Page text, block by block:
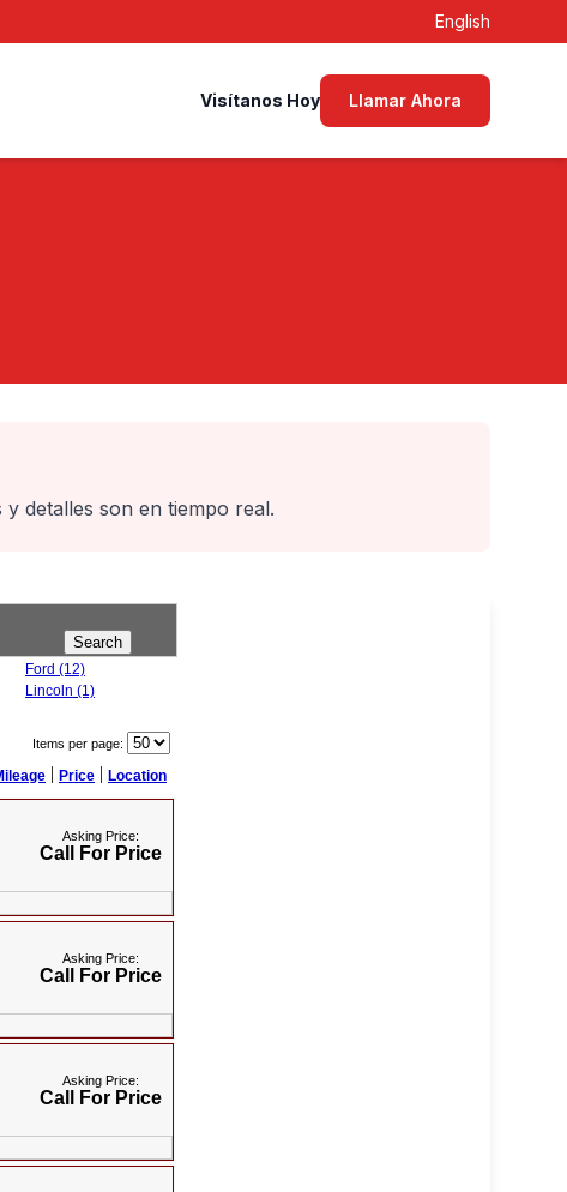
English
Visítanos Hoy Llamar Ahora
detalles son en tiempo real.